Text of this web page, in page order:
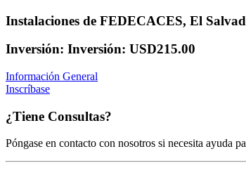
Instalaciones de FEDECACES, El
Inversión: Inversión: USD215.00
Información General
Inscríbase
¿Tiene Consultas?
Póngase en contacto con nosotros si necesita ayuda